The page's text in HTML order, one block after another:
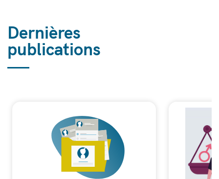
Dernières
publications